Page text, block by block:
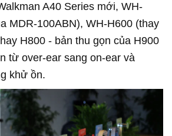
A40 Series mới, WH-
MDR-100ABN), WH-H600 (thay
H800 - bản thu gọn của H900
từ over-ear sang on-ear và
khử ồn.